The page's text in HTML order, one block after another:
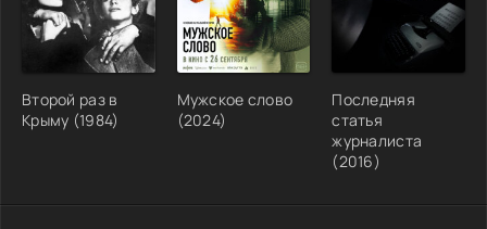
Второй раз в
Крыму (1984)
Мужское слово
(2024)
Последняя
статья
журналиста
(2016)